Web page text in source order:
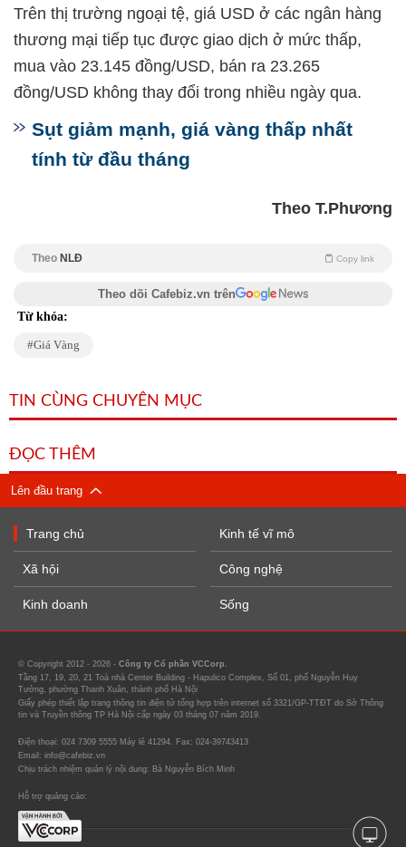
Trên thị trường ngoại tệ, giá USD ở các ngân hàng
thương mại tiếp tục được giao dịch ở mức thấp,
mua vào 23.145 đồng/USD, bán ra 23.265
đồng/USD không thay đổi trong nhiều ngày qua.
Sụt giảm mạnh, giá vàng thấp nhất
tính từ đầu tháng
Theo T.Phương
Theo NLĐ Copy link
Theo dõi Cafebiz.vn trên
Từ khóa:
Giá Vàng
TIN CÙNG CHUYÊN MỤC
ĐỌC THÊM
Lên đầu trang
Trang chủ
Xã hội
Kinh doanh
Kinh tế vĩ mô
Công nghệ
Sống
© Copyright 2012 - 2026 - Công ty Cổ phần VCCorp.
Tầng 17, 19, 20, 21 Toà nhà Center Building - Hapulico Complex, Số 01, phố Nguyễn Huy
Tưởng, phường Thanh Xuân, thành phố Hà Nội
Giấy phép thiết lập trang thông tin điện tử tổng hợp trên internet số 3321/GP-TTĐT do Sở Thông
tin và Truyền thông TP Hà Nội cấp ngày 03 tháng 07 năm 2019.
Điện thoại: 024 7309 5555 Máy lẻ 41294. Fax: 024-39743413
Email: info@cafebiz.vn
Chịu trách nhiệm quản lý nội dung: Bà Nguyễn Bích Minh
Hỗ trợ quảng cáo: